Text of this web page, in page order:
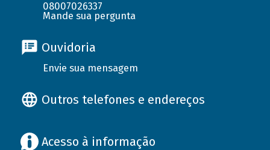
08007026337
Mande sua pergunta
Ouvidoria
Envie sua mensagem
Outros telefones e endereços
Acesso à informação